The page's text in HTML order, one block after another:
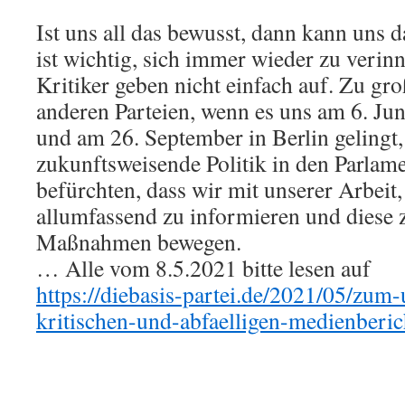
Ist uns all das bewusst, dann kann uns
ist wichtig, sich immer wieder zu
Kritiker geben nicht einfach auf. Zu
anderen Parteien, wenn es uns am 6.
und am 26. September in Berlin
zukunftsweisende Politik in den
befürchten, dass wir mit unserer
allumfassend zu informieren und
Maßnahmen bewegen.
… Alle vom 8.5.2021 bitte lesen auf
https://diebasis-partei.de/2021/05/
kritischen-und-abfaelligen-